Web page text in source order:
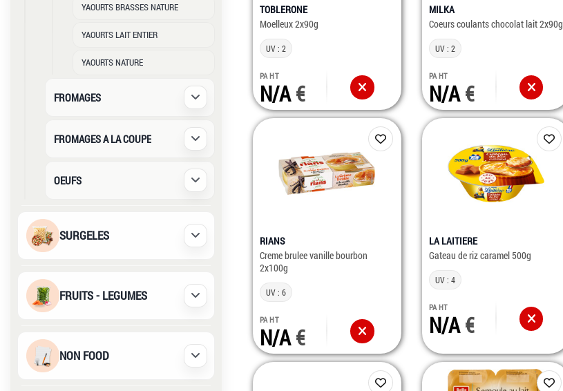
YAOURTS BRASSES NATURE
YAOURTS LAIT ENTIER
YAOURTS NATURE
FROMAGES Déplier / Replier
FROMAGES A LA COUPE Déplier / Replier
OEUFS Déplier / Replier
SURGELES Déplier / Replier
FRUITS - LEGUMES Déplier / Replier
NON FOOD Déplier / Replier
TOBLERONE
Moelleux 2x90g
UV : 2
PA HT
N/A
MILKA
Coeurs coulants chocolat lait 2x90g
UV : 2
PA HT
N/A
RIANS
Creme brulee vanille bourbon
2x100g
UV : 6
PA HT
N/A
LA LAITIERE
Gateau de riz caramel 500g
UV : 4
PA HT
N/A